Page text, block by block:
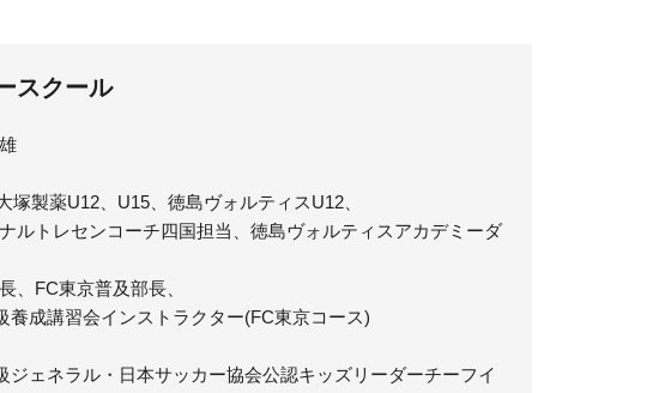
スクール
塚製薬U12、U15、徳島ヴォルティスU12、
ルトレセンコーチ四国担当、徳島ヴォルティスアカデミーダ
、FC東京普及部長、
養成講習会インストラクター(FC東京コース)
ジェネラル・日本サッカー協会公認キッズリーダーチーフイ